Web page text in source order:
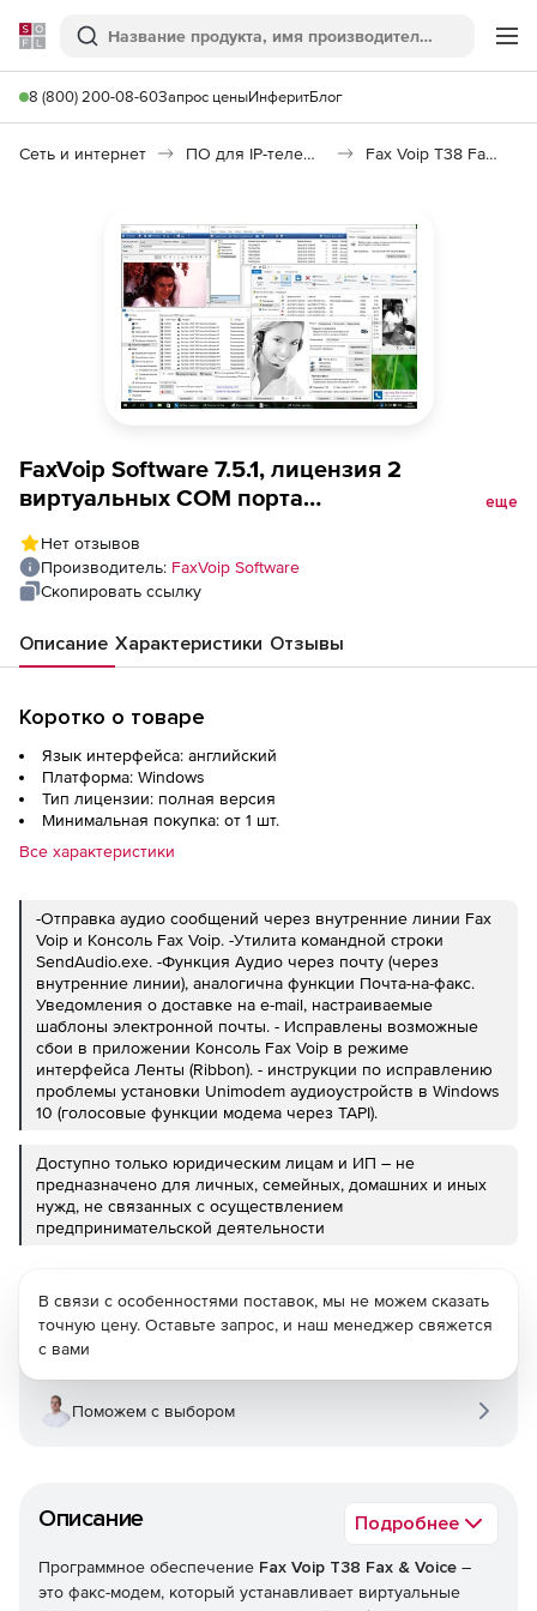
Softline
Поиск
8 (800) 200-08-60Запрос ценыИнферитБлог
Сеть и интернет ПО для IP-телефонии Fax Voip T38 Fax & Voice (русская версия)
FaxVoip Software 7.5.1, лицензия 2
виртуальных COM порта
внутренняя VOIP/ISDN факс/аудио линия
(T38 и аудио факс)
еще
Нет отзывов
Производитель: FaxVoip Software
Скопировать ссылку
Описание Характеристики Отзывы
Коротко о товаре
Язык интерфейса: английский
Платформа: Windows
Тип лицензии: полная версия
Минимальная покупка: от 1 шт.
Все характеристики
-Отправка аудио сообщений через внутренние линии Fax
Voip и Консоль Fax Voip. -Утилита командной строки
SendAudio.exe. -Функция Аудио через почту (через
внутренние линии), аналогична функции Почта-на-факс.
Уведомления о доставке на e-mail, настраиваемые
шаблоны электронной почты. - Исправлены возможные
сбои в приложении Консоль Fax Voip в режиме
интерфейса Ленты (Ribbon). - инструкции по исправлению
проблемы установки Unimodem аудиоустройств в Windows
10 (голосовые функции модема через TAPI).
Доступно только юридическим лицам и ИП – не
предназначено для личных, семейных, домашних и иных
нужд, не связанных с осуществлением
предпринимательской деятельности
Описание Подробнее
Программное обеспечение Fax Voip T38 Fax & Voice –
это факс-модем, который устанавливает виртуальные
В связи с особенностями поставок, мы не можем сказать
точную цену. Оставьте запрос, и наш менеджер свяжется
с вами
Поможем с выбором